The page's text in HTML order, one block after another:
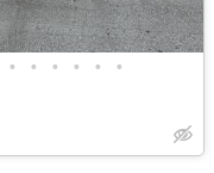
• • • • • •